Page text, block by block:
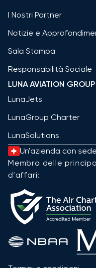
I Nostri Partner
Notizie e
Sala Stampa
Responsabilità Sociale
LUNA AVIATION GROUP
LunaJets
LunaGroup Charter
LunaSolutions
Un'azienda con
Membro delle
d'affari: